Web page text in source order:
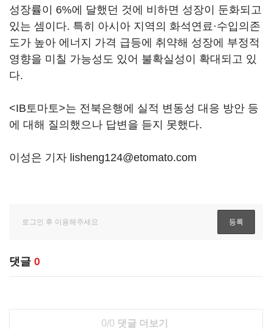
성장률이 6%에 달했던 것에 비하면 성장이 둔화되고
있는 셈이다. 특히 아시아 지역의 화석연료·수입의존
도가 높아 에너지 가격 급등에 취약해 성장에 부정적
영향을 미칠 가능성도 있어 불확실성이 확대되고 있
다.
<IB토마토>는 전북은행에 실적 변동성 대응 방안 등
에 대해 질의했으나 답변을 듣지 못했다.
이성은 기자 lisheng124@etomato.com
댓글 0
0/0 댓글 더보기